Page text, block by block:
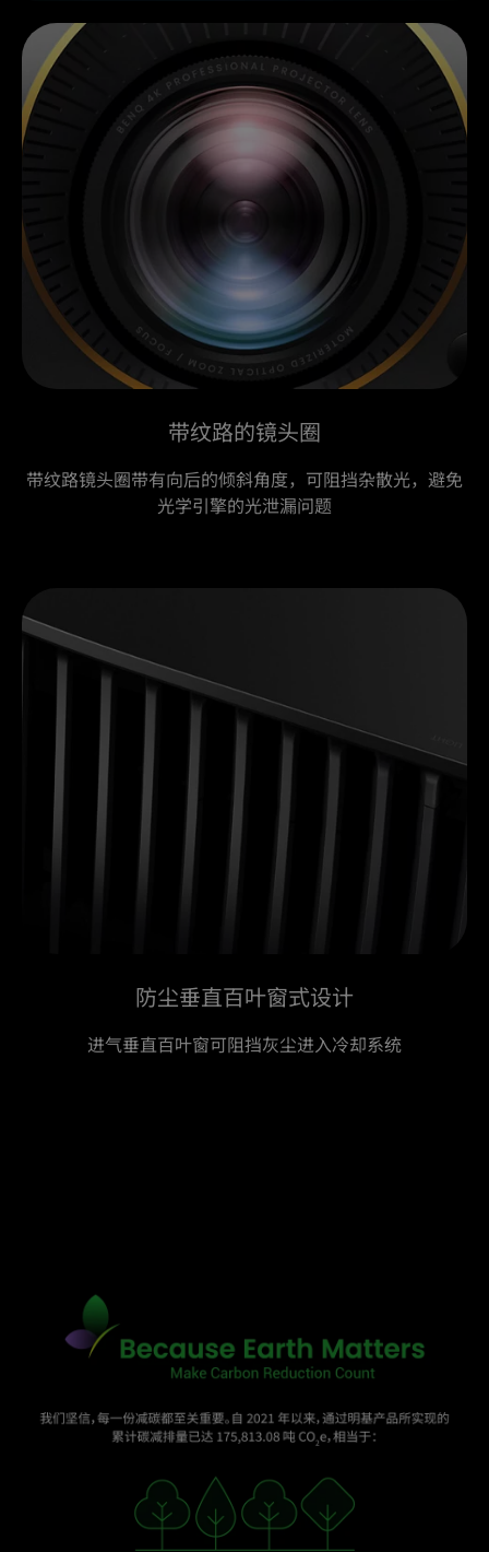
带纹路的镜头圈
带纹路镜头圈带有向后的倾斜角度，可阻挡杂散光，避免
光学引擎的光泄漏问题
防尘垂直百叶窗式设计
进气垂直百叶窗可阻挡灰尘进入冷却系统